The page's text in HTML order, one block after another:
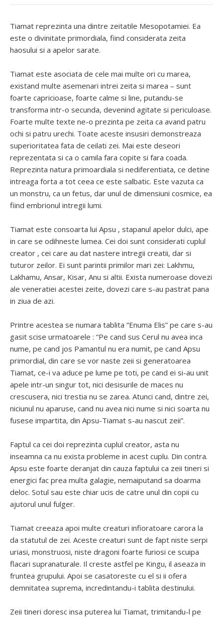
Tiamat reprezinta una dintre zeitatile Mesopotamiei. Ea
este o divinitate primordiala, fiind considerata zeita
haosului si a apelor sarate.
Tiamat este asociata de cele mai multe ori cu marea,
existand multe asemenari intrei zeita si marea – sunt
foarte capricioase, foarte calme si line, putandu-se
transforma intr-o secunda, devenind agitate si periculoase.
Foarte multe texte ne-o prezinta pe zeita ca avand patru
ochi si patru urechi. Toate aceste insusiri demonstreaza
superioritatea fata de ceilati zei. Mai este deseori
reprezentata si ca o camila fara copite si fara coada.
Reprezinta natura primoardiala si nediferentiata, ce detine
intreaga forta a tot ceea ce este salbatic. Este vazuta ca
un monstru, ca un fetus, dar unul de dimensiuni cosmice, ea
fiind embrionul intregii lumi.
Tiamat este consoarta lui Apsu , stapanul apelor dulci, ape
in care se odihneste lumea. Cei doi sunt considerati cuplul
creator , cei care au dat nastere intregii creatii, dar si
tuturor zeilor. Ei sunt parintii primilor mari zei: Lakhmu,
Lakhamu, Ansar, Kisar, Anu si altii. Exista numeroase dovezi
ale veneratiei acestei zeite, dovezi care s-au pastrat pana
in ziua de azi.
Printre acestea se numara tablita “Enuma Elis” pe care s-au
gasit scise urmatoarele : “Pe cand sus Cerul nu avea inca
nume, pe cand jos Pamantul nu era numit, pe cand Apsu
primordial, din care se vor naste zeii si generatoarea
Tiamat, ce-i va aduce pe lume pe toti, pe cand ei si-au unit
apele intr-un singur tot, nici desisurile de maces nu
crescusera, nici trestia nu se zarea. Atunci cand, dintre zei,
niciunul nu aparuse, cand nu avea nici nume si nici soarta nu
fusese impartita, din Apsu-Tiamat s-au nascut zeii”.
Faptul ca cei doi reprezinta cuplul creator, asta nu
inseamna ca nu exista probleme in acest cuplu. Din contra.
Apsu este foarte deranjat din cauza faptului ca zeii tineri si
energici fac prea multa galagie, nemaiputand sa doarma
deloc. Sotul sau este chiar ucis de catre unul din copii cu
ajutorul unul fulger.
Tiamat creeaza apoi multe creaturi infioratoare carora la
da statutul de zei. Aceste creaturi sunt de fapt niste serpi
uriasi, monstruosi, niste dragoni foarte furiosi ce scuipa
flacari supranaturale. Il creste astfel pe Kingu, il aseaza in
fruntea grupului. Apoi se casatoreste cu el si ii ofera
demnitatea suprema, incredintandu-i tablita destinului.
Zeii tineri doresc insa puterea lui Tiamat, trimitandu-l pe